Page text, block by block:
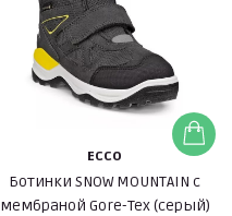
ECCO
Ботинки SNOW MOUNTAIN c
мембраной Gore-Tex (серый)